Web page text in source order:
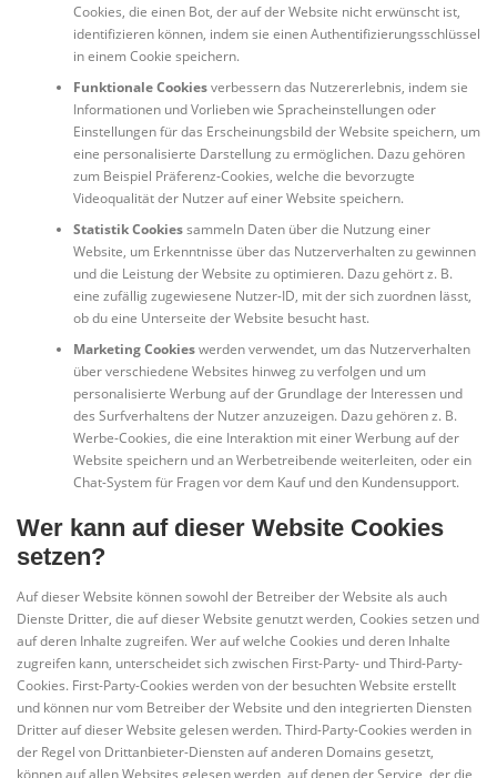
Cookies, die einen Bot, der auf der Website nicht erwünscht ist,
identifizieren können, indem sie einen Authentifizierungsschlüssel
in einem Cookie speichern.
Funktionale Cookiesverbessern das Nutzererlebnis, indem sie
Informationen und Vorlieben wie Spracheinstellungen oder
Einstellungen für das Erscheinungsbild der Website speichern, um
eine personalisierte Darstellung zu ermöglichen. Dazu gehören
zum Beispiel Präferenz-Cookies, welche die bevorzugte
Videoqualität der Nutzer auf einer Website speichern.
Statistik Cookiessammeln Daten über die Nutzung einer
Website, um Erkenntnisse über das Nutzerverhalten zu gewinnen
und die Leistung der Website zu optimieren. Dazu gehört z. B.
eine zufällig zugewiesene Nutzer-ID, mit der sich zuordnen lässt,
ob du eine Unterseite der Website besucht hast.
Marketing Cookieswerden verwendet, um das Nutzerverhalten
über verschiedene Websites hinweg zu verfolgen und um
personalisierte Werbung auf der Grundlage der Interessen und
des Surfverhaltens der Nutzer anzuzeigen. Dazu gehören z. B.
Werbe-Cookies, die eine Interaktion mit einer Werbung auf der
Website speichern und an Werbetreibende weiterleiten, oder ein
Chat-System für Fragen vor dem Kauf und den Kundensupport.
Wer kann auf dieser Website Cookies
setzen?
Auf dieser Website können sowohl der Betreiber der Website als auch
Dienste Dritter, die auf dieser Website genutzt werden, Cookies setzen und
auf deren Inhalte zugreifen. Wer auf welche Cookies und deren Inhalte
zugreifen kann, unterscheidet sich zwischen First-Party- und Third-Party-
Cookies. First-Party-Cookies werden von der besuchten Website erstellt
und können nur vom Betreiber der Website und den integrierten Diensten
Dritter auf dieser Website gelesen werden. Third-Party-Cookies werden in
der Regel von Drittanbieter-Diensten auf anderen Domains gesetzt,
können auf allen Websites gelesen werden, auf denen der Service, der die